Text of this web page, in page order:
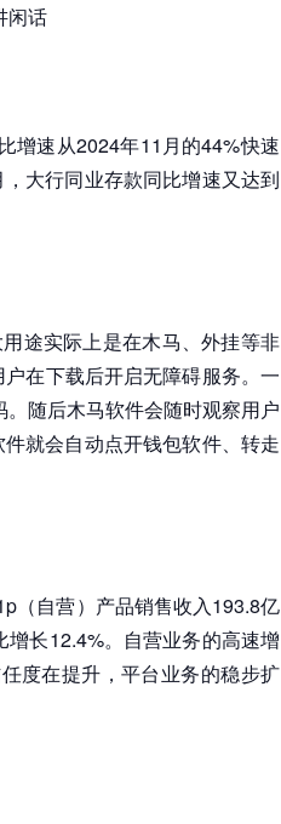
闲话
增速从2024年11月的44%快速
大行同业存款同比增速又达到
途实际上是在木马、外挂等非
在下载后开启无障碍服务。一
随后木马软件会随时观察用户
就会自动点开钱包软件、转走
（自营）产品销售收入193.8亿
长12.4%。自营业务的高速增
度在提升，平台业务的稳步扩